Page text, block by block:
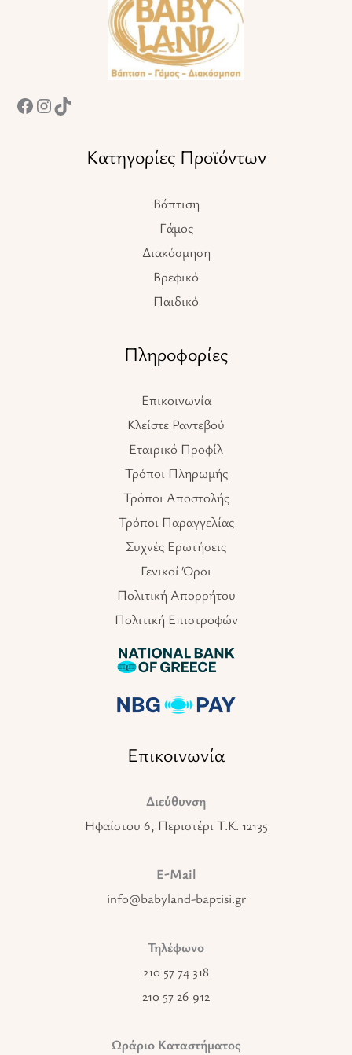
Κατηγορίες Προϊόντων
Βάπτιση
Γάμος
Διακόσμηση
Βρεφικό
Παιδικό
Πληροφορίες
Επικοινωνία
Κλείστε Ραντεβού
Εταιρικό Προφίλ
Τρόποι Πληρωμής
Τρόποι Αποστολής
Τρόποι Παραγγελίας
Συχνές Ερωτήσεις
Γενικοί Όροι
Πολιτική Απορρήτου
Πολιτική Επιστροφών
Επικοινωνία
Διεύθυνση
Ηφαίστου 6, Περιστέρι T.K. 12135
E-Mail
info@babyland-baptisi.gr
Τηλέφωνο
210 57 74 318
210 57 26 912
Ωράριο Καταστήματος